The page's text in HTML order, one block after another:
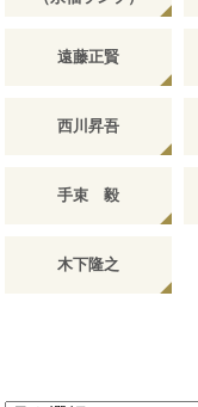
遠藤正賢
西川昇吾
手束 毅
木下隆之